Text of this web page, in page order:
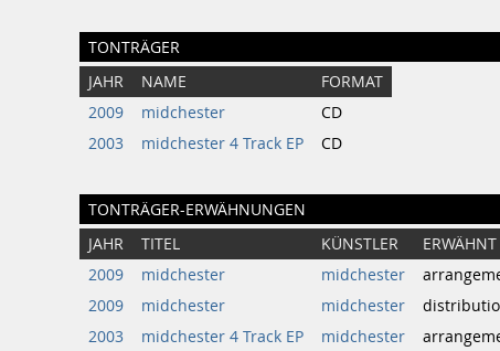
TONTRÄGER
JAHR NAME
FORMAT
2009
midchester
CD
2003
midchester 4 Track EP CD
TONTRÄGER-ERWÄHNUNGEN
JAHR TITEL KÜNSTLER
2009
midchester midchester
2009
midchester midchester
2003
midchester 4 Track EP midchester